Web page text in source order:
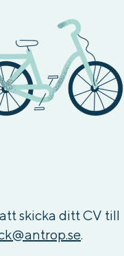
skicka ditt CV till
.